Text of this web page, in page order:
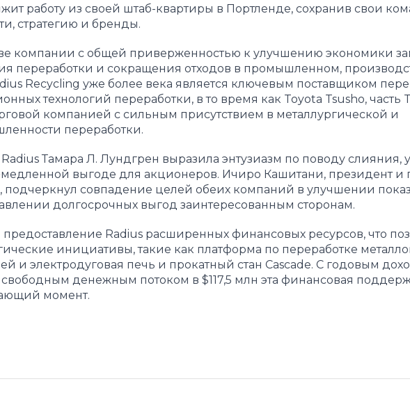
работу из своей штаб-квартиры в Портленде, сохранив свои
стратегию и бренды.
компании с общей приверженностью к улучшению экономики
переработки и сокращения отходов в промышленном,
Recycling уже более века является ключевым поставщиком
технологий переработки, в то время как Toyota Tsusho, часть
компанией с сильным присутствием в металлургической и
переработки.
Тамара Л. Лундгрен выразила энтузиазм по поводу слияния,
выгоде для акционеров. Ичиро Кашитани, президент и
подчеркнул совпадение целей обеих компаний в улучшении
долгосрочных выгод заинтересованным сторонам.
Radius расширенных финансовых ресурсов, что
инициативы, такие как платформа по переработке
и электродуговая печь и прокатный стан Cascade. С годовым
денежным потоком в $117,5 млн эта финансовая
момент.